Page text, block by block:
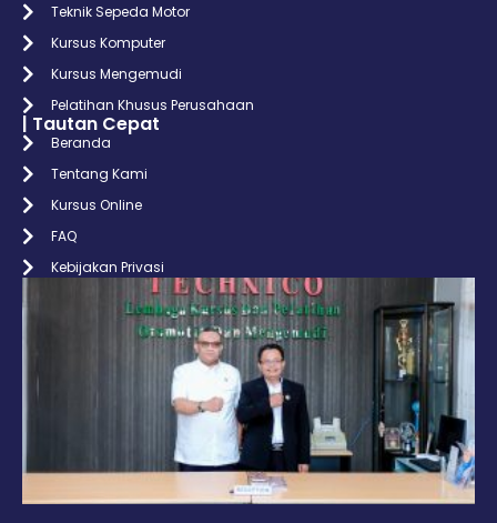
Teknik Sepeda Motor
Kursus Komputer
Kursus Mengemudi
Pelatihan Khusus Perusahaan
| Tautan Cepat
Beranda
Tentang Kami
Kursus Online
FAQ
Kebijakan Privasi